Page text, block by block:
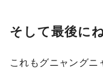
そして最後に
これもグニャングニ